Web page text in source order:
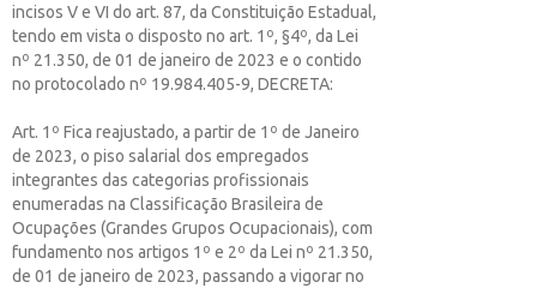
incisos V e VI do art. 87, da Constituição Estadual,
tendo em vista o disposto no art. 1º, §4º, da Lei
nº 21.350, de 01 de janeiro de 2023 e o contido
no protocolado nº 19.984.405-9, DECRETA:
Art. 1º Fica reajustado, a partir de 1º de Janeiro
de 2023, o piso salarial dos empregados
integrantes das categorias profissionais
enumeradas na Classificação Brasileira de
Ocupações (Grandes Grupos Ocupacionais), com
fundamento nos artigos 1º e 2º da Lei nº 21.350,
de 01 de janeiro de 2023, passando a vigorar no